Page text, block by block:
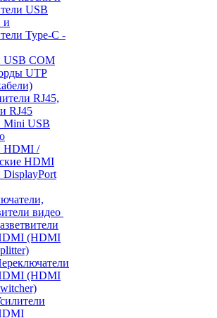
USB
и
Type-C -
USB COM
UTP
RJ45,
RJ45
Mini USB
HDMI /
HDMI
DisplayPort
видео
(HDMI
(HDMI